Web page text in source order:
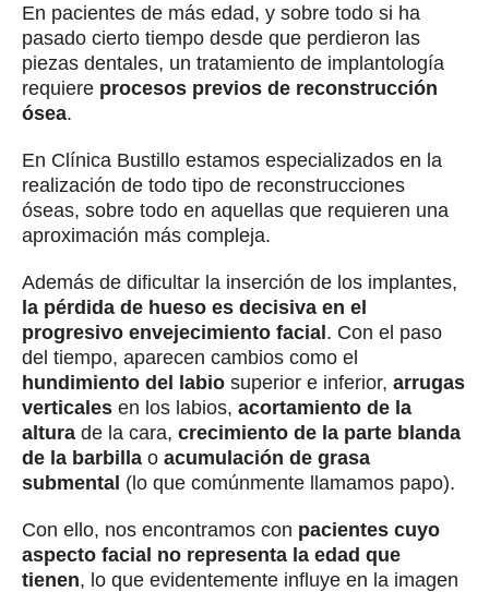
En pacientes de más edad, y sobre todo si ha
pasado cierto tiempo desde que perdieron las
piezas dentales, un tratamiento de implantología
requiere procesos previos de reconstrucción
ósea.
En Clínica Bustillo estamos especializados en la
realización de todo tipo de reconstrucciones
óseas, sobre todo en aquellas que requieren una
aproximación más compleja.
Además de dificultar la inserción de los implantes,
la pérdida de hueso es decisiva en el
progresivo envejecimiento facial. Con el paso
del tiempo, aparecen cambios como el
hundimiento del labio superior e inferior, arrugas
verticales en los labios, acortamiento de la
altura de la cara, crecimiento de la parte blanda
de la barbilla o acumulación de grasa
submental (lo que comúnmente llamamos papo).
Con ello, nos encontramos con pacientes cuyo
aspecto facial no representa la edad que
tienen, lo que evidentemente influye en la imagen